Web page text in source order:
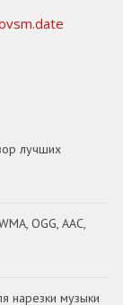
лучших
OGG, AAC,
нарезки музыки